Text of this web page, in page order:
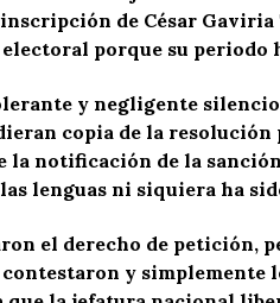
de César
porque su periodo
y negligente
copia de la
notificación de la
lenguas ni siquiera ha
el derecho de petición,
contestaron y